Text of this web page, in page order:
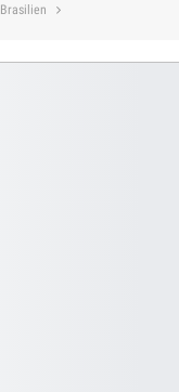
Brasilien